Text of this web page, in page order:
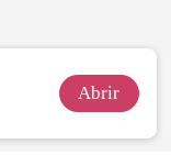
Abrir